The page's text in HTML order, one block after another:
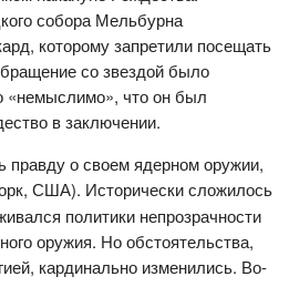
собора Мельбурна
которому запретили посещать
со звездой было
«немыслимо», что он был
в заключении.
правду о своем ядерном оружии,
США). Исторически сложилось
политики непрозрачности
оружия. Но обстоятельства,
кардинально изменились. Во-